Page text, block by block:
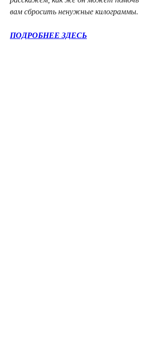
вам сбросить ненужные килограммы.
ПОДРОБНЕЕ ЗДЕСЬ